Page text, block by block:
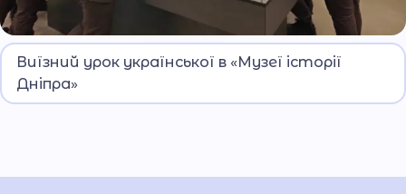
Урок з теми «Практична риторика» було
проведено для учнів Дніпровського ліцею МВС.
Виїзний урок української в «Музеї історії
Дніпра»